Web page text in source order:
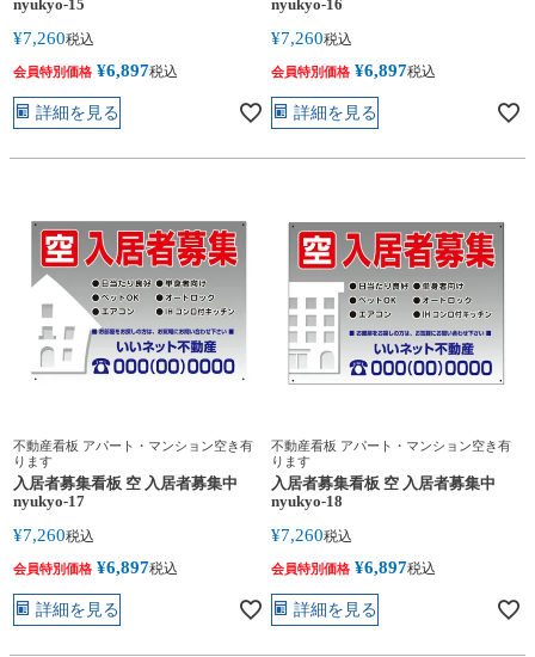
nyukyo-15
¥7,260税込
会員特別価格 ¥6,897税込
詳細を見る
nyukyo-16
¥7,260税込
会員特別価格 ¥6,897税込
詳細を見る
不動産看板 アパート・マンション空き有
ります
入居者募集看板 空 入居者募集中
nyukyo-17
¥7,260税込
会員特別価格 ¥6,897税込
詳細を見る
不動産看板 アパート・マンション空き有
ります
入居者募集看板 空 入居者募集中
nyukyo-18
¥7,260税込
会員特別価格 ¥6,897税込
詳細を見る